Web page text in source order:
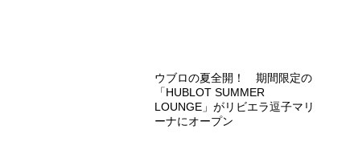
ウブロの夏全開！ 期間限定の
「HUBLOT SUMMER
LOUNGE」がリビエラ逗子マリ
ーナにオープン